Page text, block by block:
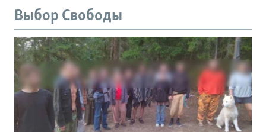
Выбор Свободы